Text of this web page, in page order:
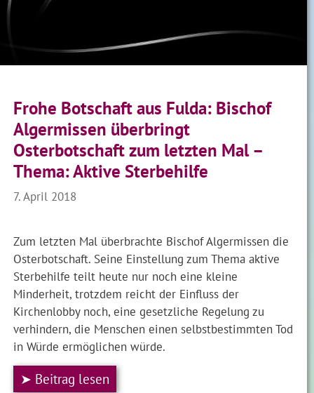
Frohe Botschaft aus Fulda: Bischof
Algermissen überbringt
Osterbotschaft zum letzten Mal –
Thema: Aktive Sterbehilfe
7. April 2018
Zum letzten Mal überbrachte Bischof Algermissen die
Osterbotschaft. Seine Einstellung zum Thema aktive
Sterbehilfe teilt heute nur noch eine kleine
Minderheit, trotzdem reicht der Einfluss der
Kirchenlobby noch, eine gesetzliche Regelung zu
verhindern, die Menschen einen selbstbestimmten Tod
in Würde ermöglichen würde.
➤ Beitrag lesen